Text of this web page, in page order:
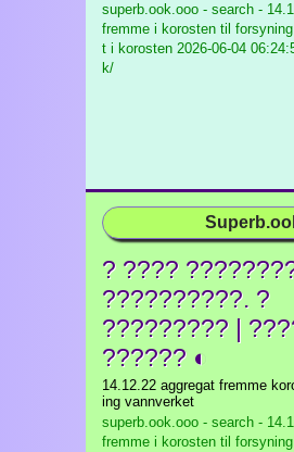
superb.ook.ooo - search -
fremme i korosten til
t i korosten 2026-06-04
k/
? ????
??????????. ?
????????? |
?????? ◐
14.12.22 aggregat fremme
ing vannverket
superb.ook.ooo - search -
fremme i korosten til